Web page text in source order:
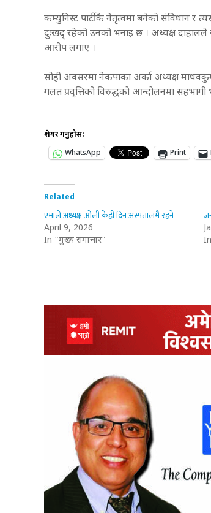
कम्युनिस्ट पार्टीकै नेतृत्वमा बनेको संविधान र
दुःखद् रहेको उनको भनाइ छ । अध्यक्ष दाहालले
आरोप लगाए ।
सोही अवसरमा नेकपाका अर्का अध्यक्ष
गलत प्रवृत्तिको विरुद्धको आन्दोलनमा
शेयर गर्नुहोस:
WhatsApp
Print
Related
एमाले अध्यक्ष ओली केही दिन अस्पतालमै रहने
April 9, 2026
In "मुख्य समाचार"